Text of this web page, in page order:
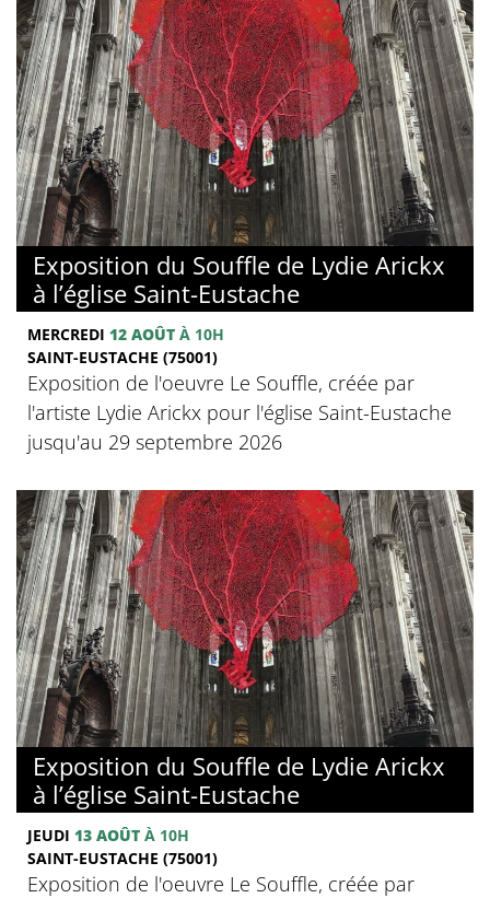
Exposition du Souffle de Lydie Arickx
à l’église Saint-Eustache
MERCREDI 12 AOÛT À 10H
SAINT-EUSTACHE (75001)
Exposition de l'oeuvre Le Souffle, créée par
l'artiste Lydie Arickx pour l'église Saint-Eustache
jusqu'au 29 septembre 2026
Exposition du Souffle de Lydie Arickx
à l’église Saint-Eustache
JEUDI 13 AOÛT À 10H
SAINT-EUSTACHE (75001)
Exposition de l'oeuvre Le Souffle, créée par